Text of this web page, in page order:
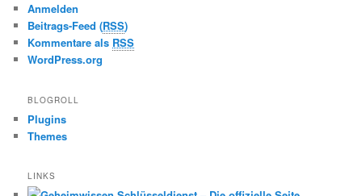
Anmelden
Beitrags-Feed (RSS)
Kommentare als RSS
WordPress.org
BLOGROLL
Plugins
Themes
LINKS